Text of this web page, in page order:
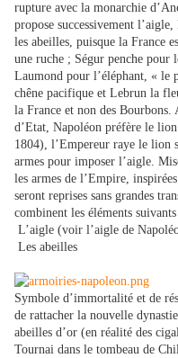
rupture avec la monarchie
propose successivement
les abeilles, puisque la France
une ruche ; Ségur penche
Laumond pour l’éléphant, « le
chêne pacifique et Lebrun la
la France et non des
d’Etat, Napoléon préfère le
1804), l’Empereur raye le lion
armes pour imposer l’aigle.
les armes de l’Empire,
seront reprises sans grandes
combinent les éléments
L’aigle (voir l’aigle de
Les abeilles
Symbole d’immortalité et de
de rattacher la nouvelle
abeilles d’or (en réalité des
Tournai dans le tombeau de